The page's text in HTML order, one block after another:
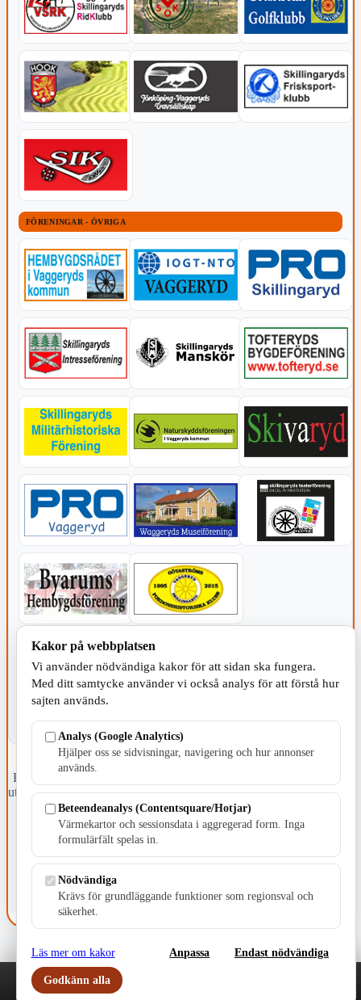
FÖRENINGAR - ÖVRIGA
KOMMUNEN
Fristående webbtidningsföretag grundat 1991 som sedan 2002 ger
ut tidningen Skillingaryd.nu och 2010 lanserades Värnamo.nu. Från
april 2026 omfattar Skillingaryd.nu tre kommuner: Gnosjö,
Värnamo och Vaggeryds kommun.
E-post: redaktionen@skillingaryd.nu
Postadress: Gisslaköp 1, 568 92 Skillingaryd
Kakinställningar
Kakor på webbplatsen
Vi använder nödvändiga kakor för att sidan ska fungera.
Med ditt samtycke använder vi också analys för att förstå hur
sajten används.
Analys (Google Analytics)
Hjälper oss se sidvisningar, navigering och hur annonser
används.
Beteendeanalys (Contentsquare/Hotjar)
Värmekartor och sessionsdata i aggregerad form. Inga
formulärfält spelas in.
Nödvändiga
Krävs för grundläggande funktioner som regionsval och
säkerhet.
Läs mer om kakor Anpassa Endast nödvändiga
Godkänn alla